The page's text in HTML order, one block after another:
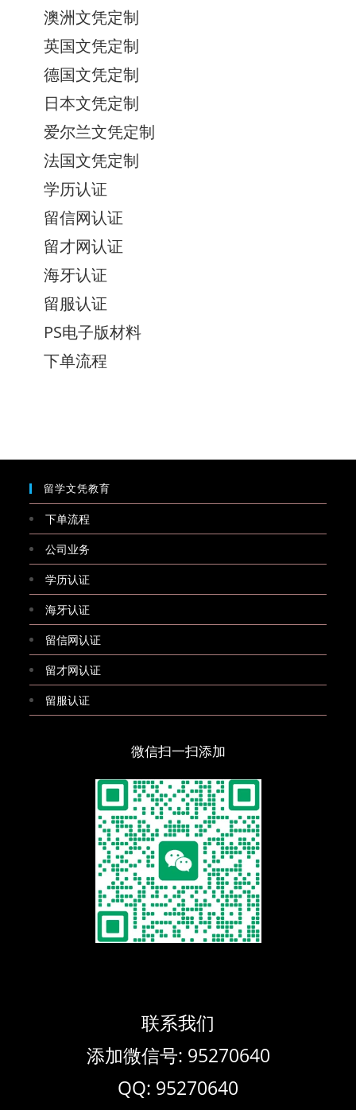
澳洲文凭定制
英国文凭定制
德国文凭定制
日本文凭定制
爱尔兰文凭定制
法国文凭定制
学历认证
留信网认证
留才网认证
海牙认证
留服认证
PS电子版材料
下单流程
留学文凭教育
下单流程
公司业务
学历认证
海牙认证
留信网认证
留才网认证
留服认证
微信扫一扫添加
联系我们
添加微信号: 95270640
QQ: 95270640